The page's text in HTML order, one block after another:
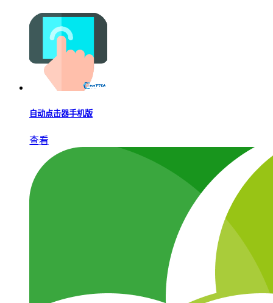
自动点击器手机版
查看